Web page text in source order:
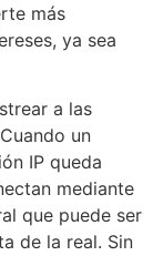
más
ya sea
a las
un
IP queda
mediante
que puede ser
de la real. Sin